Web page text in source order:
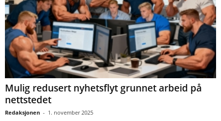
Mulig redusert nyhetsflyt grunnet arbeid på
nettstedet
Redaksjonen - 1. november 2025